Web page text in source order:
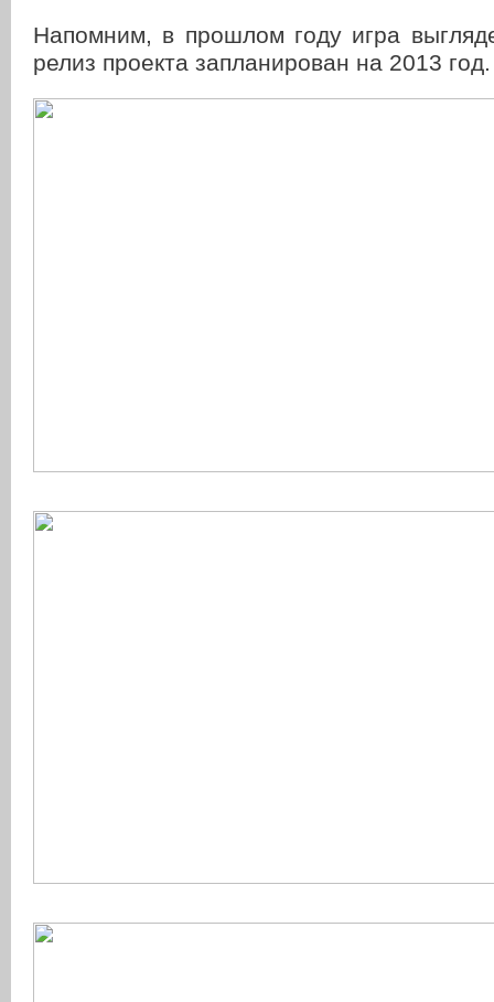
Напомним, в прошлом году игра
релиз проекта запланирован на 2013 год.